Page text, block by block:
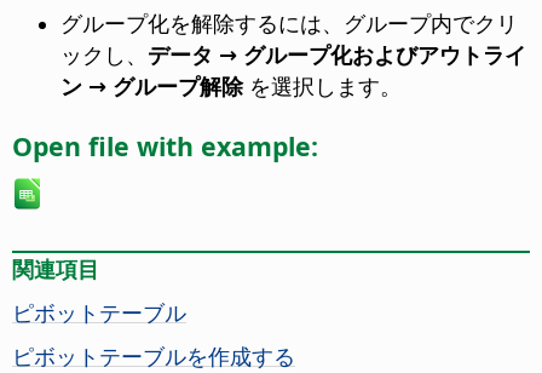
グループ化を解除するには、グループ内でクリ
ックし、 データ → グループ化およびアウトライ
ン → グループ解除を選択します。
Open file with example:
関連項目
ピボットテーブル
ピボットテーブルを作成する